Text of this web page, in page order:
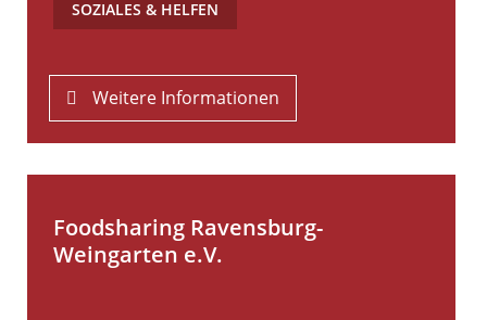
SOZIALES & HELFEN
Weitere Informationen
Foodsharing Ravensburg-
Weingarten e.V.